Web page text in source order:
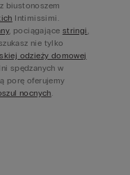
biustonoszem
Intimissimi.
, pociągające stringi,
nie tylko
odzieży domowej
spędzanych w
porę oferujemy
nocnych.